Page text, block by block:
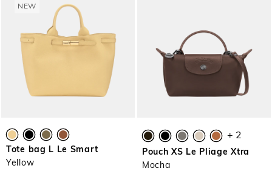
NEW
Tote bag L Le Smart
Yellow
+ 2
Pouch XS Le Pliage Xtra
Mocha